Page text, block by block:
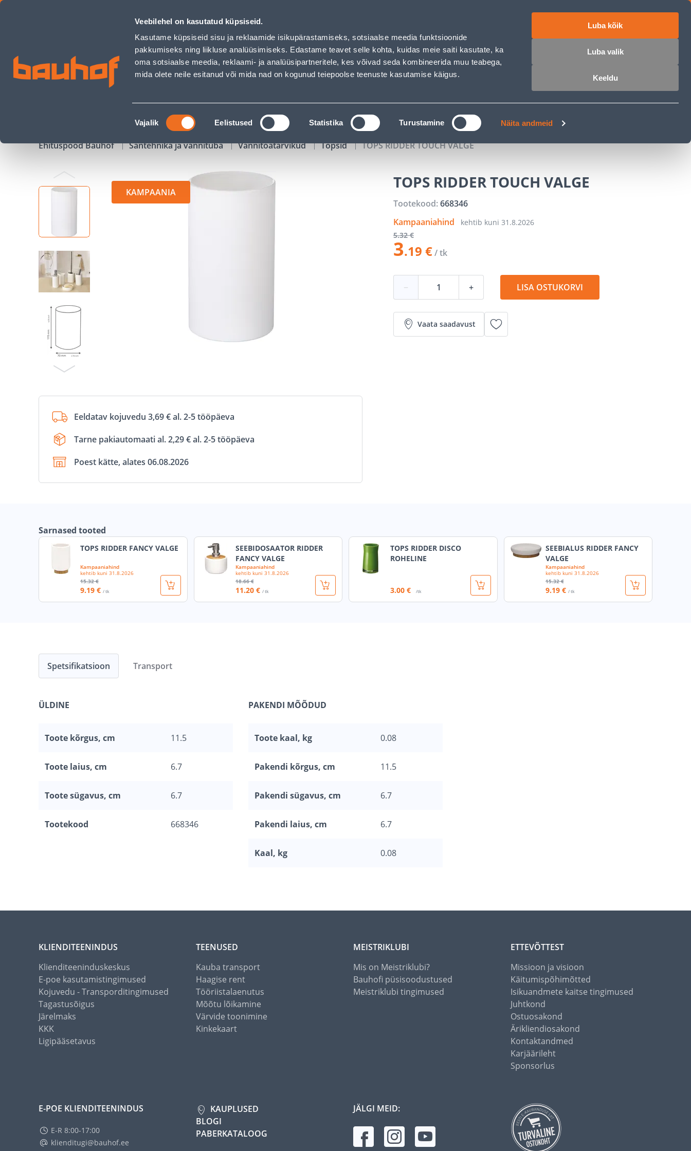
Veebilehel on kasutatud küpsiseid.
Kasutame küpsiseid sisu ja reklaamide isikupärastamiseks, sotsiaalse meedia funktsioonide
pakkumiseks ning liikluse analüüsimiseks. Edastame teavet selle kohta, kuidas meie saiti kasutate, ka
oma sotsiaalse meedia, reklaami- ja analüüsipartneritele, kes võivad seda kombineerida muu teabega,
mida olete neile esitanud või mida nad on kogunud teiepoolse teenuste kasutamise käigus.
Nõusoleku
valik
Vajalik Eelistused Statistika Turustamine Näita andmeid
Luba kõik
Luba valik
Keeldu
TOPS RIDDER TOUCH VALGE - Bauhof has loaded
Äriklienditeenindus Klienditeenindus Teenused Karjäärileht
OTSI Logi sisse
KAMPAANIAD KATALOOGID TÖÖRIISTALAENUTUS JÄRELMAKS
Ehituspood Bauhof Santehnika ja vannituba Vannitoatarvikud Topsid TOPS RIDDER TOUCH VALGE
KAMPAANIA
Eeldatav kojuvedu 3,69 € al. 2-5 tööpäeva
Tarne pakiautomaati al. 2,29 € al. 2-5 tööpäeva
Poest kätte, alates 06.08.2026
TOPS RIDDER TOUCH VALGE
Tootekood:668346
Kampaaniahind
kehtib kuni 31.8.2026
5.32 €
3.19 €/ tk
− + LISA OSTUKORVI
Vaata saadavust
Sarnased tooted
TOPS RIDDER FANCY VALGE
Kampaaniahind
kehtib kuni 31.8.2026
15.32 €
9.19 € / tk
SEEBIDOSAATOR RIDDER
FANCY VALGE
Kampaaniahind
kehtib kuni 31.8.2026
18.66 €
11.20 € / tk
TOPS RIDDER DISCO
ROHELINE
3.00 € /tk
SEEBIALUS RIDDER FANCY
VALGE
Kampaaniahind
kehtib kuni 31.8.2026
15.32 €
9.19 € / tk
Spetsifikatsioon
ÜLDINE
Toote kõrgus, cm 11.5
Toote laius, cm 6.7
Toote sügavus, cm 6.7
Tootekood 668346
PAKENDI MÕÕDUD
Toote kaal, kg 0.08
Pakendi kõrgus, cm 11.5
Pakendi sügavus, cm 6.7
Pakendi laius, cm 6.7
Kaal, kg 0.08
Transport
KLIENDITEENINDUS
Klienditeeninduskeskus
E-poe kasutamistingimused
Kojuvedu - Transporditingimused
Tagastusõigus
Järelmaks
KKK
Ligipääsetavus
TEENUSED
Kauba transport
Haagise rent
Tööriistalaenutus
Mõõtu lõikamine
Värvide toonimine
Kinkekaart
MEISTRIKLUBI
Mis on Meistriklubi?
Bauhofi püsisoodustused
Meistriklubi tingimused
ETTEVÕTTEST
Missioon ja visioon
Käitumispõhimõtted
Isikuandmete kaitse tingimused
Juhtkond
Ostuosakond
Ärikliendiosakond
Kontaktandmed
Karjäärileht
Sponsorlus
E-POE KLIENDITEENINDUS
E-R 8:00-17:00
klienditugi@bauhof.ee
KAUPLUSED
BLOGI
PABERKATALOOG
JÄLGI MEID: